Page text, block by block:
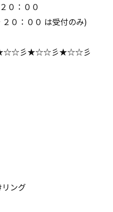
０：００
００ は受付のみ)
彡★☆☆彡★☆☆彡
ング